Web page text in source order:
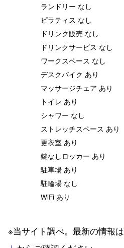
ランドリー なし
ピラティス なし
ドリンク販売 なし
ドリンクサービス なし
ワークスペース なし
デスクバイク あり
マッサージチェア あり
トイレ あり
シャワー なし
ストレッチスペース あり
更衣室 あり
鍵なしロッカー あり
駐車場 あり
駐輪場 なし
WiFi あり
※当サイト調べ。最新の情報は